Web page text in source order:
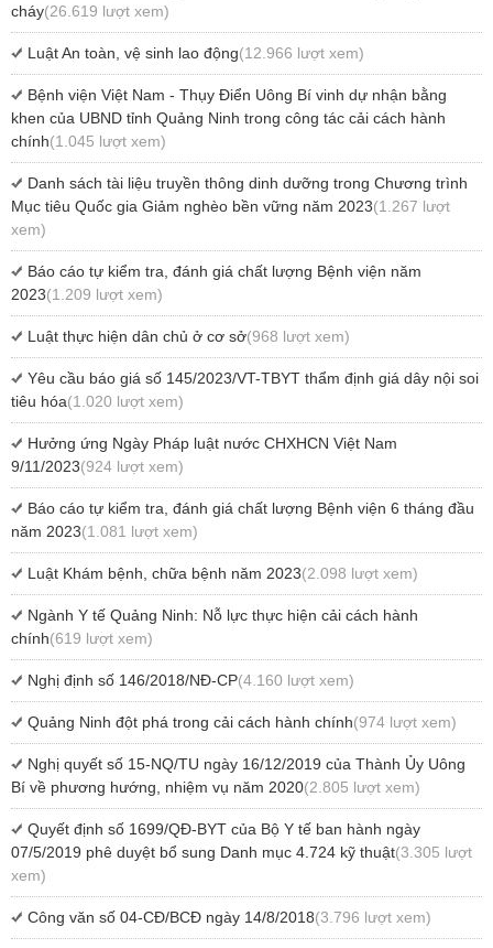
cháy(26.619 lượt xem)
Luật An toàn, vệ sinh lao động(12.966 lượt xem)
Bệnh viện Việt Nam - Thụy Điển Uông Bí vinh dự nhận bằng
khen của UBND tỉnh Quảng Ninh trong công tác cải cách hành
chính(1.045 lượt xem)
Danh sách tài liệu truyền thông dinh dưỡng trong Chương trình
Mục tiêu Quốc gia Giảm nghèo bền vững năm 2023(1.267 lượt
xem)
Báo cáo tự kiểm tra, đánh giá chất lượng Bệnh viện năm
2023(1.209 lượt xem)
Luật thực hiện dân chủ ở cơ sở(968 lượt xem)
Yêu cầu báo giá số 145/2023/VT-TBYT thẩm định giá dây nội soi
tiêu hóa(1.020 lượt xem)
Hưởng ứng Ngày Pháp luật nước CHXHCN Việt Nam
9/11/2023(924 lượt xem)
Báo cáo tự kiểm tra, đánh giá chất lượng Bệnh viện 6 tháng đầu
năm 2023(1.081 lượt xem)
Luật Khám bệnh, chữa bệnh năm 2023(2.098 lượt xem)
Ngành Y tế Quảng Ninh: Nỗ lực thực hiện cải cách hành
chính(619 lượt xem)
Nghị định số 146/2018/NĐ-CP(4.160 lượt xem)
Quảng Ninh đột phá trong cải cách hành chính(974 lượt xem)
Nghị quyết số 15-NQ/TU ngày 16/12/2019 của Thành Ủy Uông
Bí về phương hướng, nhiệm vụ năm 2020(2.805 lượt xem)
Quyết định số 1699/QĐ-BYT của Bộ Y tế ban hành ngày
07/5/2019 phê duyệt bổ sung Danh mục 4.724 kỹ thuật(3.305 lượt
xem)
Công văn số 04-CĐ/BCĐ ngày 14/8/2018(3.796 lượt xem)